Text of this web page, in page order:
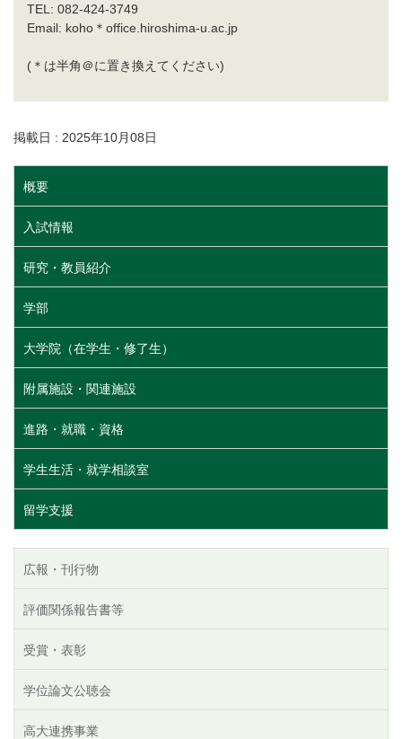
TEL: 082-424-3749
Email: koho＊office.hiroshima-u.ac.jp
(＊は半角＠に置き換えてください)
掲載日 : 2025年10月08日
概要
入試情報
研究・教員紹介
学部
大学院（在学生・修了生）
附属施設・関連施設
進路・就職・資格
学生生活・就学相談室
留学支援
広報・刊行物
評価関係報告書等
受賞・表彰
学位論文公聴会
高大連携事業